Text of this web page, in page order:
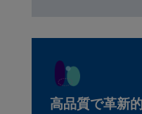
高品質で革新